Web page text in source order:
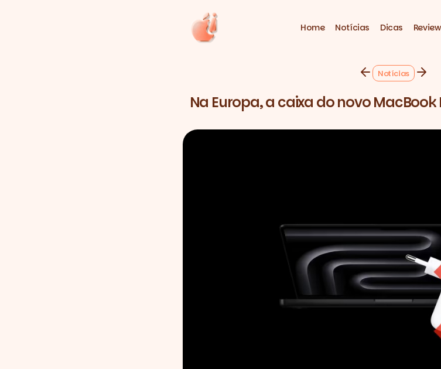
Home Notícias Dicas
Notícias
Na Europa, a caixa do novo